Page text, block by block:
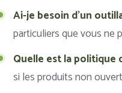
Ai-je besoin d’un
particuliers que vous ne
Quelle est la politique
si les produits non